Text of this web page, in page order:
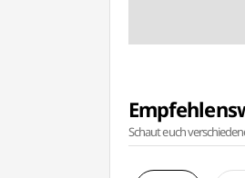
Schaut euch